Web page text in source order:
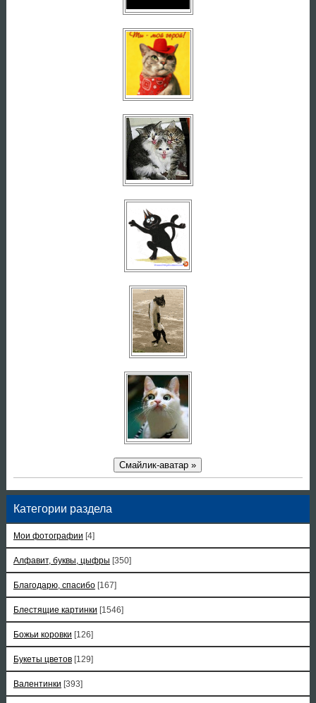
Смайлик-аватар »
Категории раздела
Мои фотографии [4]
Алфавит, буквы, цыфры [350]
Благодарю, спасибо [167]
Блестящие картинки [1546]
Божьи коровки [126]
Букеты цветов [129]
Валентинки [393]